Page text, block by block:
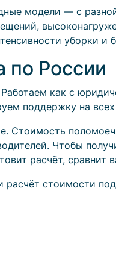
модели — с
уборки и
по России
как с
поддержку на
Стоимость
Чтобы
расчёт,
стоимости